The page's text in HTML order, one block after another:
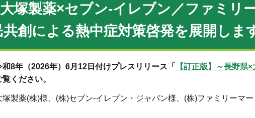
塚製薬×セブン-イレブン／ファミリ
共創による熱中症対策啓発を展開しま
8年（2026年）6月12日付けプレスリリース「
【訂正版】～長野県
覧ください。
製薬(株)様、(株)セブン-イレブン・ジャパン様、(株)ファミリーマ